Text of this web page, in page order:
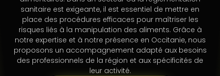
sanitaire est exigeante, il est essentiel de mettre en
place des procédures efficaces pour maîtriser les
risques liés à la manipulation des aliments. Grâce à
notre expertise et à notre présence en Occitanie, nous
proposons un accompagnement adapté aux besoins
des professionnels de la région et aux spécificités de
leur activité.